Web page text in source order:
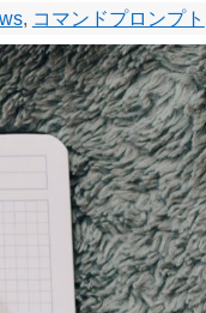
, コマンドプロンプト